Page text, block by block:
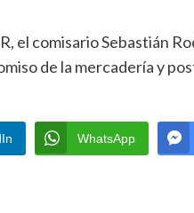
el comisario Sebastián
de la mercadería y
WhatsApp